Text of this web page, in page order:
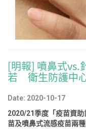
[明報] 噴鼻式
若 衛生防護中
Date: 2020-10-17
2020/21季度「疫苗資
苗及噴鼻式流感疫苗兩